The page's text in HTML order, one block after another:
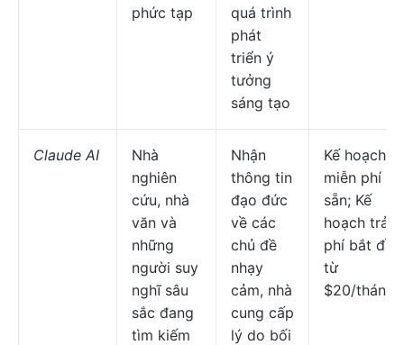
phức tạp
quá trình
phát
triển ý
tưởng
sáng tạo
Claude AI
Nhà
nghiên
cứu, nhà
văn và
những
người suy
nghĩ sâu
sắc đang
tìm kiếm
Nhận
thông tin
đạo đức
về các
chủ đề
nhạy
cảm, nhà
cung cấp
lý do bối
Kế hoạch
miễn phí có
sẵn; Kế
hoạch trả
phí bắt đầu
từ
$20/tháng